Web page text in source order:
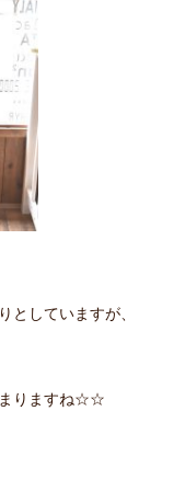
としていますが、
まりますね☆☆